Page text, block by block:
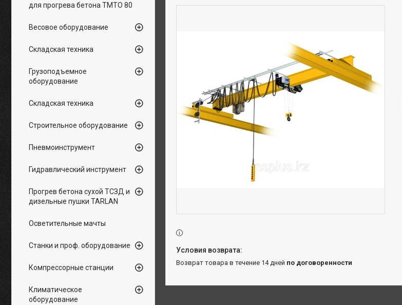
возврат товара в течение 14 дней по договоренности
для прогрева бетона ТМТО 80
Весовое оборудование
Складская техника
Грузоподъемное
оборудование
Складская техника
Строительное оборудование
Пневмоинструмент
Гидравлический инструмент
Прогрев бетона сухой ТСЗД и
дизельные пушки TARLAN
Осветительные мачты
Станки и проф. оборудование
Компрессорные станции
Климатическое
оборудование